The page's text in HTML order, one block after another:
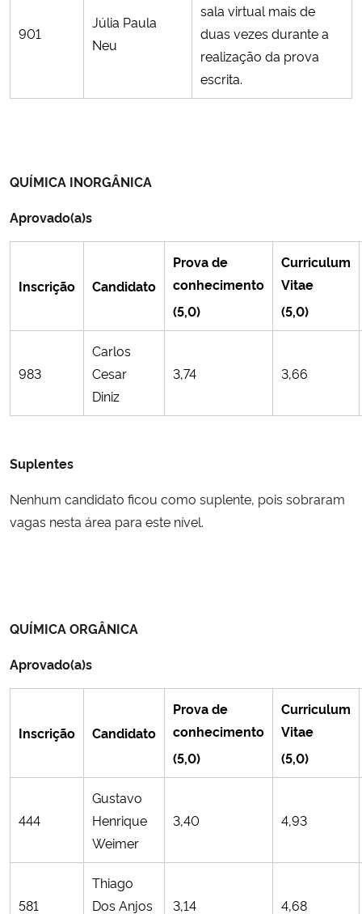
901
Júlia Paula
Neu
sala virtual mais de
duas vezes durante a
realização da prova
escrita.
QUÍMICA INORGÂNICA
Aprovado(a)s
Inscrição Candidato
Prova de
conhecimento
(5,0)
Curriculum
Vitae
(5,0)
983
Carlos
Cesar
Diniz
3,74 3,66
Suplentes
Nenhum candidato ficou como suplente, pois sobraram
vagas nesta área para este nível.
QUÍMICA ORGÂNICA
Aprovado(a)s
Inscrição Candidato
Prova de
conhecimento
(5,0)
Curriculum
Vitae
(5,0)
444
Gustavo
Henrique
Weimer
3,40 4,93
581
Thiago
Dos Anjos
3,14 4,68